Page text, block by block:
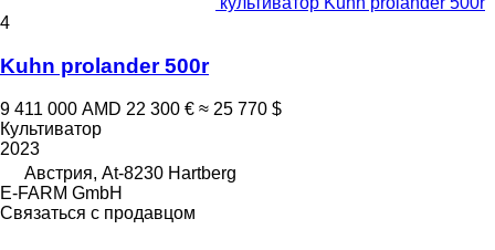
4
Kuhn prolander 500r
9 411 000 AMD 22 300 € ≈ 25 770 $
Культиватор
2023
Австрия, At-8230 Hartberg
E-FARM GmbH
Связаться с продавцом